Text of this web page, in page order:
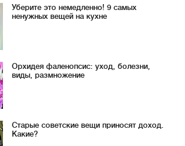
Уберите это немедленно! 9 самых
ненужных вещей на кухне
Орхидея фаленопсис: уход, болезни,
виды, размножение
Старые советские вещи приносят доход.
Какие?